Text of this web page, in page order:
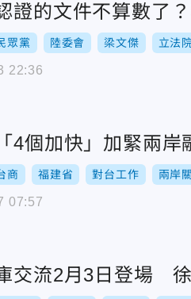
證的文件不算數了
眾黨 陸委會 梁文傑 立法
22:36
4個加快」加緊兩
商 福建省 對台工作 兩岸
07:57
交流2月3日登場